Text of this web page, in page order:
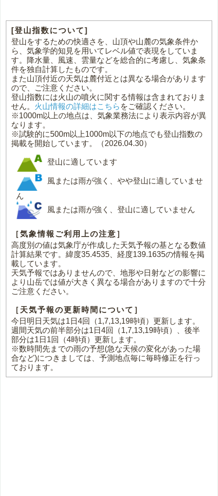
[登山指数について]
登山をするための快適さを、山頂や山麓の気象条件か
ら、気象学的知見を用いてレベル値で表現をしていま
す。降水量、風速、雲量などを総合的に考慮し、気象条
件を独自計算したものです。
また山頂付近の天気は麓付近とは異なる場合があります
ので、ご注意ください。
登山指数には火山の噴火に関する情報は含まれておりま
せん。 火山情報の詳細はこちら をご確認ください。
※1000m以上の地点は、気象業務法により表示内容が異
なります。
※試験的に500m以上1000m以下の地点でも登山指数の
掲載を開始しています。（2026.04.30）
登山に適しています
風または雨が強く、やや登山に適していませ
ん
風または雨が強く、登山に適していません
［気象情報ご利用上の注意］
高度別の値は気象庁が作成した天気予報の基となる数値
計算結果です。緯度35.4535、経度139.1635の情報を掲
載しています。
天気予報ではありませんので、地形や日射などの影響に
より山岳では値が大きく異なる場合がありますので十分
ご注意ください。
［天気予報の更新時間について］
今日明日天気は1日4回（1,7,13,19時頃）更新します。
週間天気の前半部分は1日4回（1,7,13,19時頃）、後半
部分は1日1回（4時頃）更新します。
※数時間先までの雨の予想(急な天候の変化があった場
合など)につきましては、予測地点毎に毎時修正を行っ
ております。